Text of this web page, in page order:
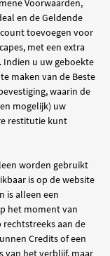
Voorwaarden,
en de Geldende
toevoegen voor
met een extra
Indien u uw geboekte
maken van de Beste
waarin de
mogelijk) uw
restitutie kunt
worden gebruikt
is op de website
is alleen een
het moment van
aan de
Credits of een
van het verblijf, maar